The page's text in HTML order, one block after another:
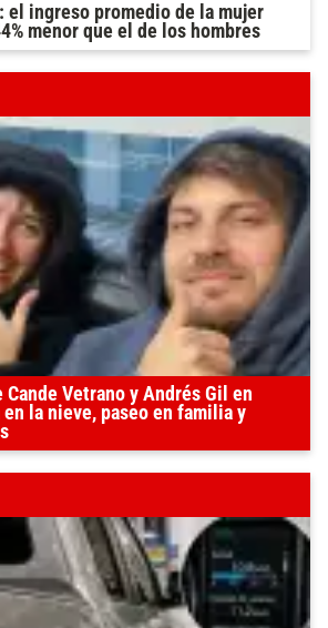
el ingreso promedio de la mujer
menor que el de los hombres
Cande Vetrano y Andrés Gil en
en la nieve, paseo en familia y